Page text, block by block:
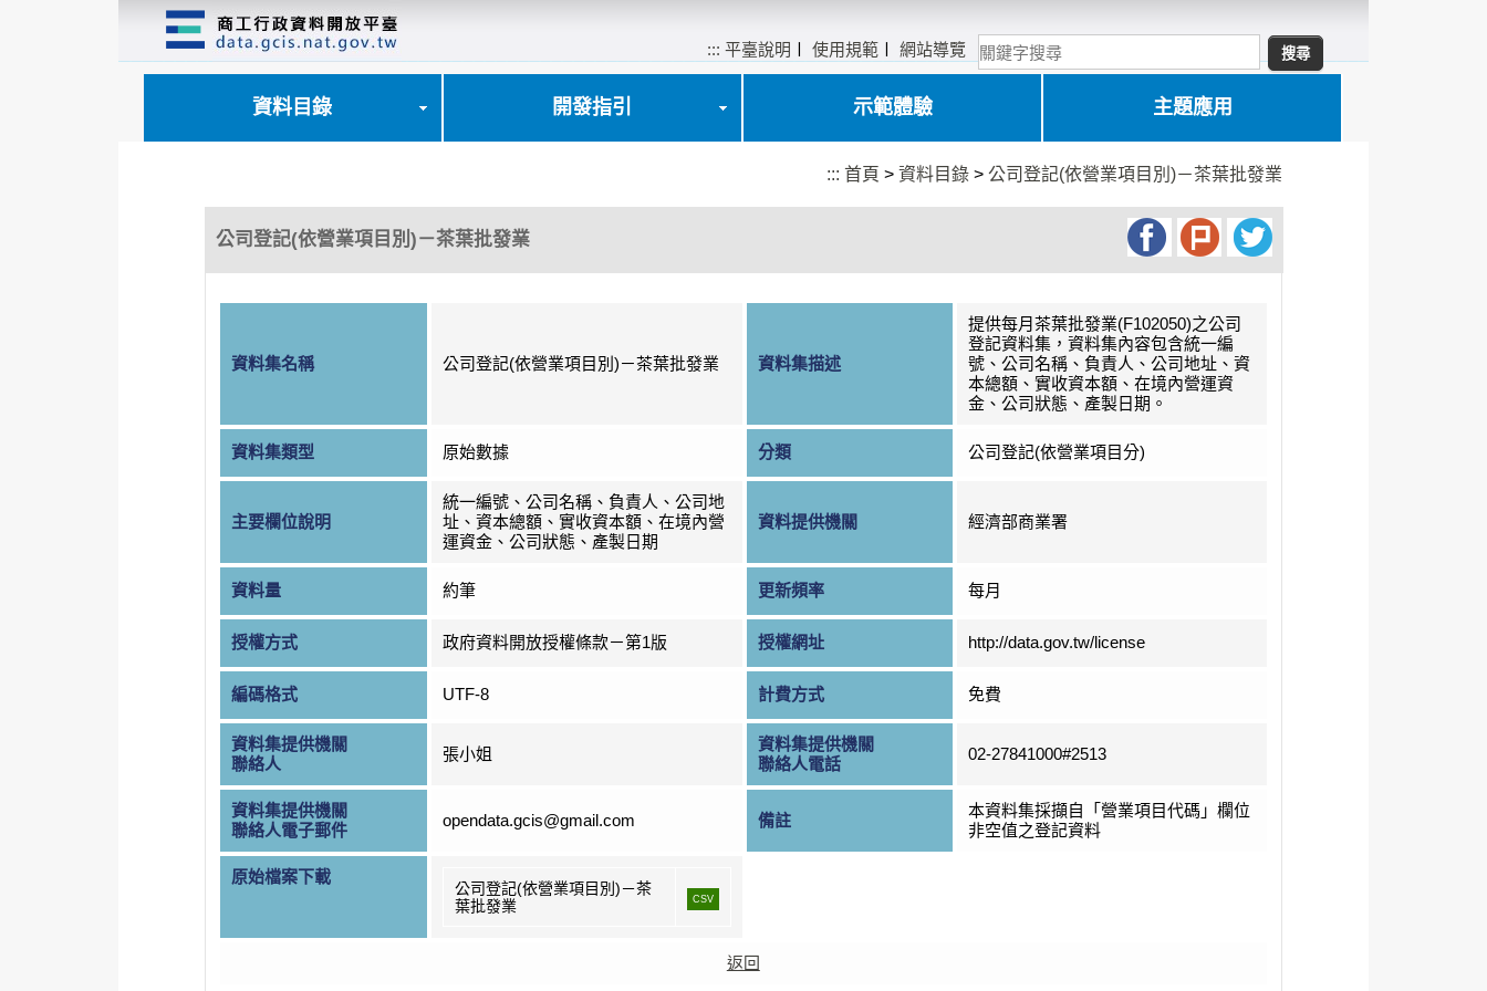
::: 平臺說明 〡使用規範 〡網站導覽
資料目錄 開發指引 示範體驗 主題應用
::: 首頁 >資料目錄 >公司登記(依營業項目別)－茶葉批發業
公司登記(依營業項目別)－茶葉批發業
資料集名稱 公司登記(依營業項目別)－茶葉批發業 資料集描述
提供每月茶葉批發業(F102050)之公司
登記資料集，資料集內容包含統一編
號、公司名稱、負責人、公司地址、資
本總額、實收資本額、在境內營運資
金、公司狀態、產製日期。
資料集類型 原始數據 分類 公司登記(依營業項目分)
主要欄位說明
統一編號、公司名稱、負責人、公司地
址、資本總額、實收資本額、在境內營
運資金、公司狀態、產製日期
資料提供機關 經濟部商業署
資料量 約筆 更新頻率 每月
授權方式 政府資料開放授權條款－第1版 授權網址 http://data.gov.tw/license
編碼格式 UTF-8 計費方式 免費
資料集提供機關
聯絡人
張小姐
資料集提供機關
聯絡人電話
02-27841000#2513
資料集提供機關
聯絡人電子郵件
opendata.gcis@gmail.com 備註
本資料集採擷自「營業項目代碼」欄位
非空值之登記資料
原始檔案下載
公司登記(依營業項目別)－茶
葉批發業
CSV
返回